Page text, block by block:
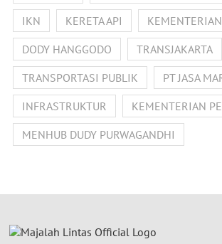
IKN
KERETA API
DODY HANGGODO
TRANSJAKARTA
TRANSPORTASI PUBLIK
PT JASA
INFRASTRUKTUR
KEMENTERIAN
MENHUB DUDY PURWAGANDHI